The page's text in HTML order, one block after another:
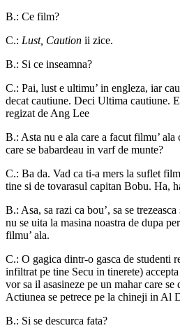
B.: Ce film?
C.: Lust, Caution ii zice.
B.: Si ce inseamna?
C.: Pai, lust e ultimu’ in engleza, iar
decat cautiune. Deci Ultima cautiune.
regizat de Ang Lee
B.: Asta nu e ala care a facut filmu’
care se babardeau in varf de munte?
C.: Ba da. Vad ca ti-a mers la suflet
tine si de tovarasul capitan Bobu. Ha,
B.: Asa, sa razi ca bou’, sa se
nu se uita la masina noastra de dupa
filmu’ ala.
C.: O gagica dintr-o gasca de studenti
infiltrat pe tine Secu in tinerete)
vor sa il asasineze pe un mahar care se
Actiunea se petrece pe la chineji in Al
B.: Si se descurca fata?